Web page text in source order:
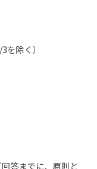
除く）
答までに、原則と